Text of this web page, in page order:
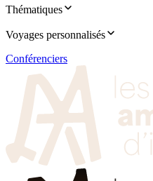
Thématiques
Voyages personnalisés
Conférenciers